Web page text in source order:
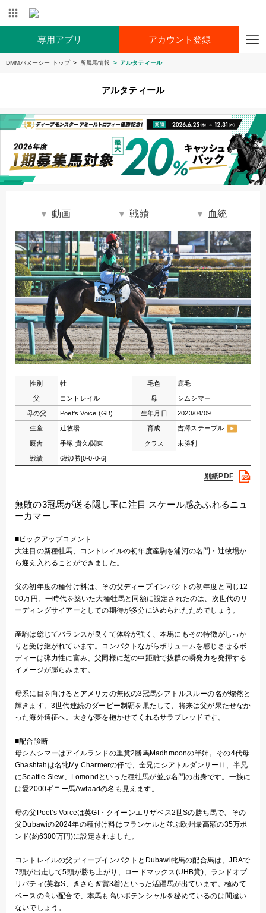
専用アプリ アカウント登録
DMMバヌーシー トップ 所属馬情報 アルタティール
アルタティール
動画 戦績 血統
性別 牡 毛色 鹿毛
父 コントレイル 母 シムシマー
母の父 Poet's Voice (GB) 生年月日 2023/04/09
生産 辻牧場 育成 吉澤ステーブル
厩舎 手塚 貴久/関東 クラス 未勝利
戦績 6戦0勝[0-0-0-6]
別紙PDF
無敗の3冠馬が送る隠し玉に注目 スケール感あふれるニュ
ーカマー
■ピックアップコメント
大注目の新種牡馬、コントレイルの初年度産駒を浦河の名門・辻牧場か
ら迎え入れることができました。
父の初年度の種付け料は、その父ディープインパクトの初年度と同じ12
00万円。一時代を築いた大種牡馬と同額に設定されたのは、次世代のリ
ーディングサイアーとしての期待が多分に込められたためでしょう。
産駒は総じてバランスが良くて体幹が強く、本馬にもその特徴がしっか
りと受け継がれています。コンパクトながらボリュームを感じさせるボ
ディーは弾力性に富み、父同様に芝の中距離で抜群の瞬発力を発揮する
イメージが膨らみます。
母系に目を向けるとアメリカの無敗の3冠馬シアトルスルーの名が燦然と
輝きます。3世代連続のダービー制覇を果たして、将来は父が果たせなか
った海外遠征へ。大きな夢を抱かせてくれるサラブレッドです。
■配合診断
母シムシマーはアイルランドの重賞2勝馬Madhmoonの半姉。その4代母
Ghashtahは名牝My Charmerの仔で、全兄にシアトルダンサーⅡ、半兄
にSeattle Slew、Lomondといった種牡馬が並ぶ名門の出身です。一族に
は愛2000ギニー馬Awtaadの名も見えます。
母の父Poet's Voiceは英GI・クイーンエリザベス2世Sの勝ち馬で、その
父Dubawiの2024年の種付け料はフランケルと並ぶ欧州最高額の35万ポ
ンド(約6300万円)に設定されました。
コントレイルの父ディープインパクトとDubawi牝馬の配合馬は、JRAで
7頭が出走して5頭が勝ち上がり、ロードマックス(UHB賞)、ランドオブ
リバティ(芙蓉S、きさらぎ賞3着)といった活躍馬が出ています。極めて
ベースの高い配合で、本馬も高いポテンシャルを秘めているのは間違い
ないでしょう。